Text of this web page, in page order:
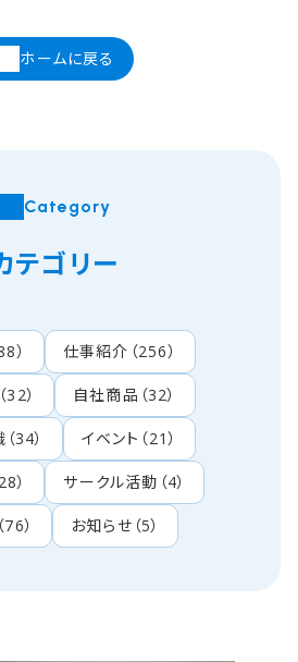
ホームに戻る
Category
テゴリー
） 仕事紹介 （256）
（32） 自社商品 （32）
（34） イベント （21）
） サークル活動 （4）
（76） お知らせ （5）